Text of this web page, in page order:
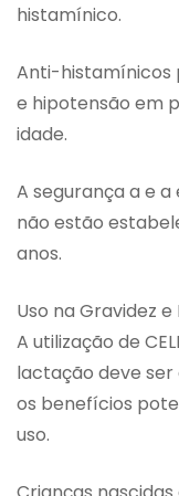
histamínico.
Anti-histamínicos
e hipotensão em
idade.
A segurança a e a
não estão
anos.
Uso na Gravidez
A utilização de
lactação deve ser
os benefícios
uso.